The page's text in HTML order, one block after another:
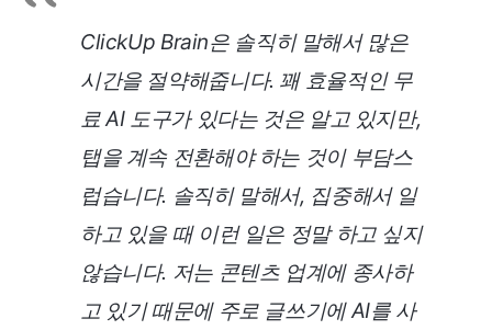
ClickUp Brain은 솔직히 말해서 많은
시간을 절약해줍니다. 꽤 효율적인 무
료 AI 도구가 있다는 것은 알고 있지만,
탭을 계속 전환해야 하는 것이 부담스
럽습니다. 솔직히 말해서, 집중해서 일
하고 있을 때 이런 일은 정말 하고 싶지
않습니다. 저는 콘텐츠 업계에 종사하
고 있기 때문에 주로 글쓰기에 AI를 사